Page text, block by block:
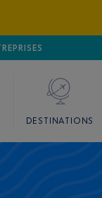
AÉROPORT
DESTINATIONS